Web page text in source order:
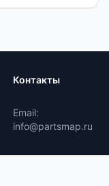
Контакты
Email:
info@partsmap.ru